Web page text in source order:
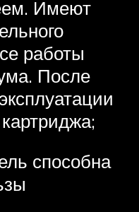
Имеют
работы
После
способна